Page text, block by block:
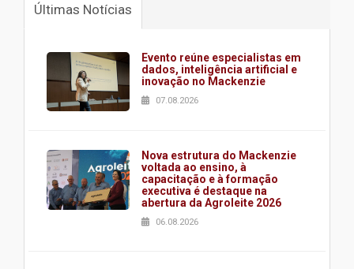
Últimas Notícias
Evento reúne especialistas em
dados, inteligência artificial e
inovação no Mackenzie
07.08.2026
Nova estrutura do Mackenzie
voltada ao ensino, à
capacitação e à formação
executiva é destaque na
abertura da Agroleite 2026
06.08.2026